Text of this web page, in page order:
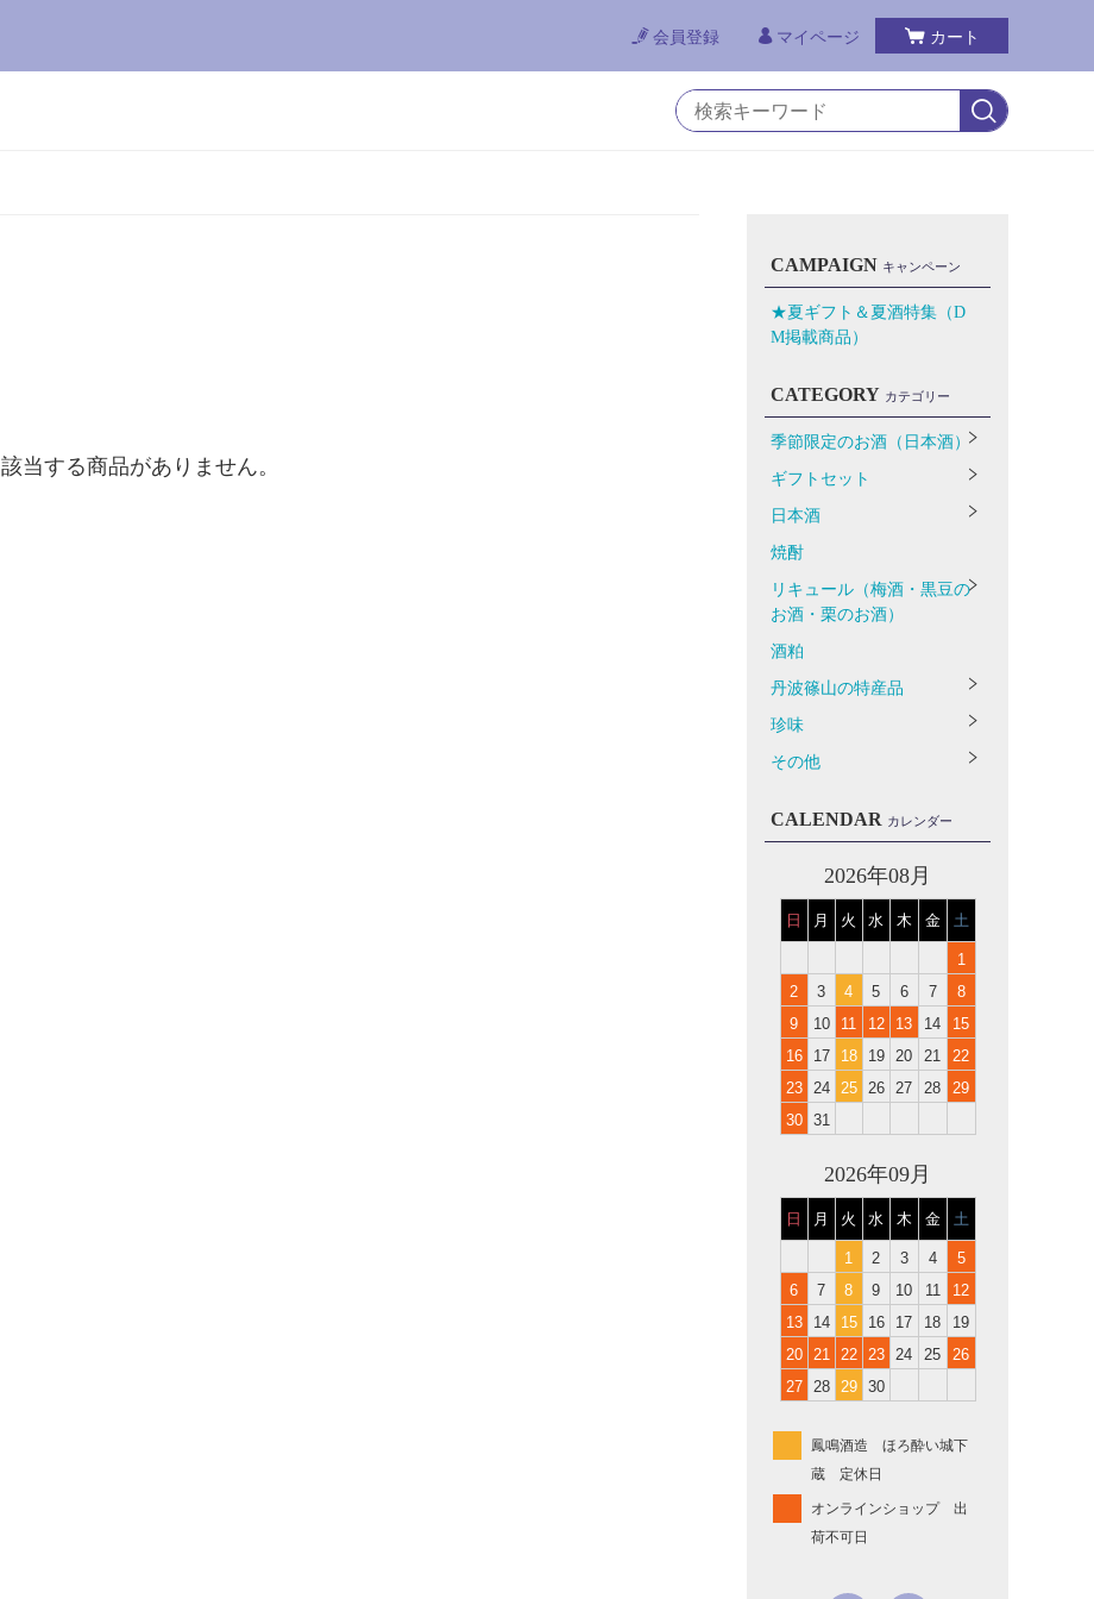
会員登録 マイページ カート
該当する商品がありません。
CAMPAIGN キャンペーン
★夏ギフト＆夏酒特集（D
M掲載商品）
CATEGORY カテゴリー
季節限定のお酒（日本酒）
ギフトセット
日本酒
焼酎
リキュール（梅酒・黒豆の
お酒・栗のお酒）
酒粕
丹波篠山の特産品
珍味
その他
CALENDAR カレンダー
2026年08月
日 月 火 水 木 金 土
1
2
3 4 5 6 7
8
9
10 11 12 13 14
15
16
17 18 19 20 21
22
23
24 25 26 27 28
29
30
31
2026年09月
日 月 火 水 木 金 土
1 2 3 4
5
6
7 8 9 10 11
12
13
14 15 16 17 18
19
20
21 22 23 24 25
26
27
28 29 30
鳳鳴酒造 ほろ酔い城下
蔵 定休日
オンラインショップ 出
荷不可日